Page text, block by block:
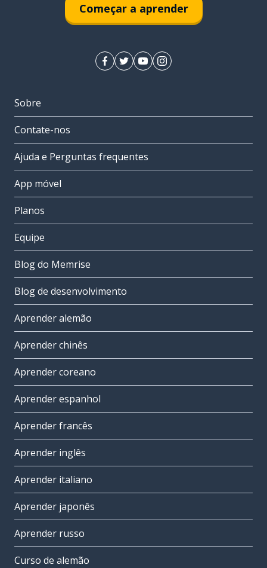
Começar a aprender
Sobre
Contate-nos
Ajuda e Perguntas frequentes
App móvel
Planos
Equipe
Blog do Memrise
Blog de desenvolvimento
Aprender alemão
Aprender chinês
Aprender coreano
Aprender espanhol
Aprender francês
Aprender inglês
Aprender italiano
Aprender japonês
Aprender russo
Curso de alemão